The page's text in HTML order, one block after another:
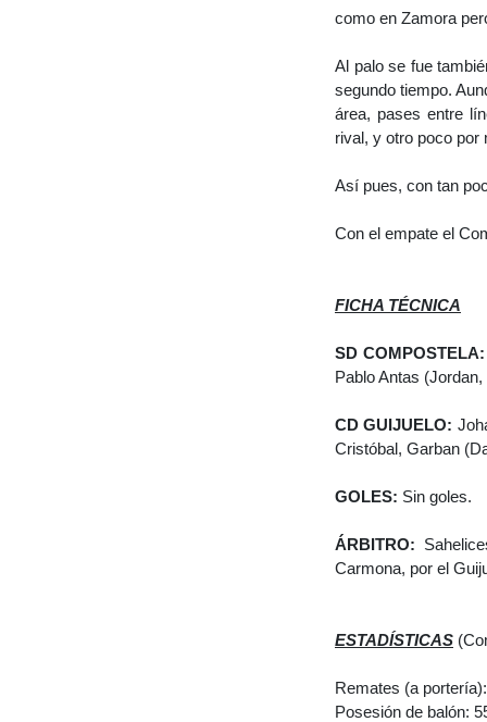
como en Zamora
Al palo se fue
segundo tiempo.
área, pases entre
rival, y otro poco por
Así pues, con tan
Con el empate el
FICHA TÉCNICA
SD
Pablo Antas
CD GUIJUELO:
Cristóbal, Garban
GOLES: Sin goles.
ÁRBITRO:
Carmona, por el
ESTADÍSTICAS
Remates (a
Posesión de balón: